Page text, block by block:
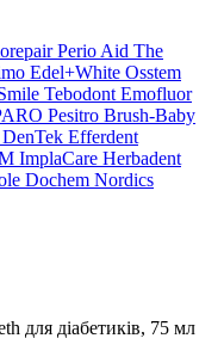
Perio Aid The
Edel+White Osstem
Tebodont Emofluor
Pesitro Brush-Baby
DenTek Efferdent
ImplaCare Herbadent
Dochem Nordics
для діабетиків, 75 мл